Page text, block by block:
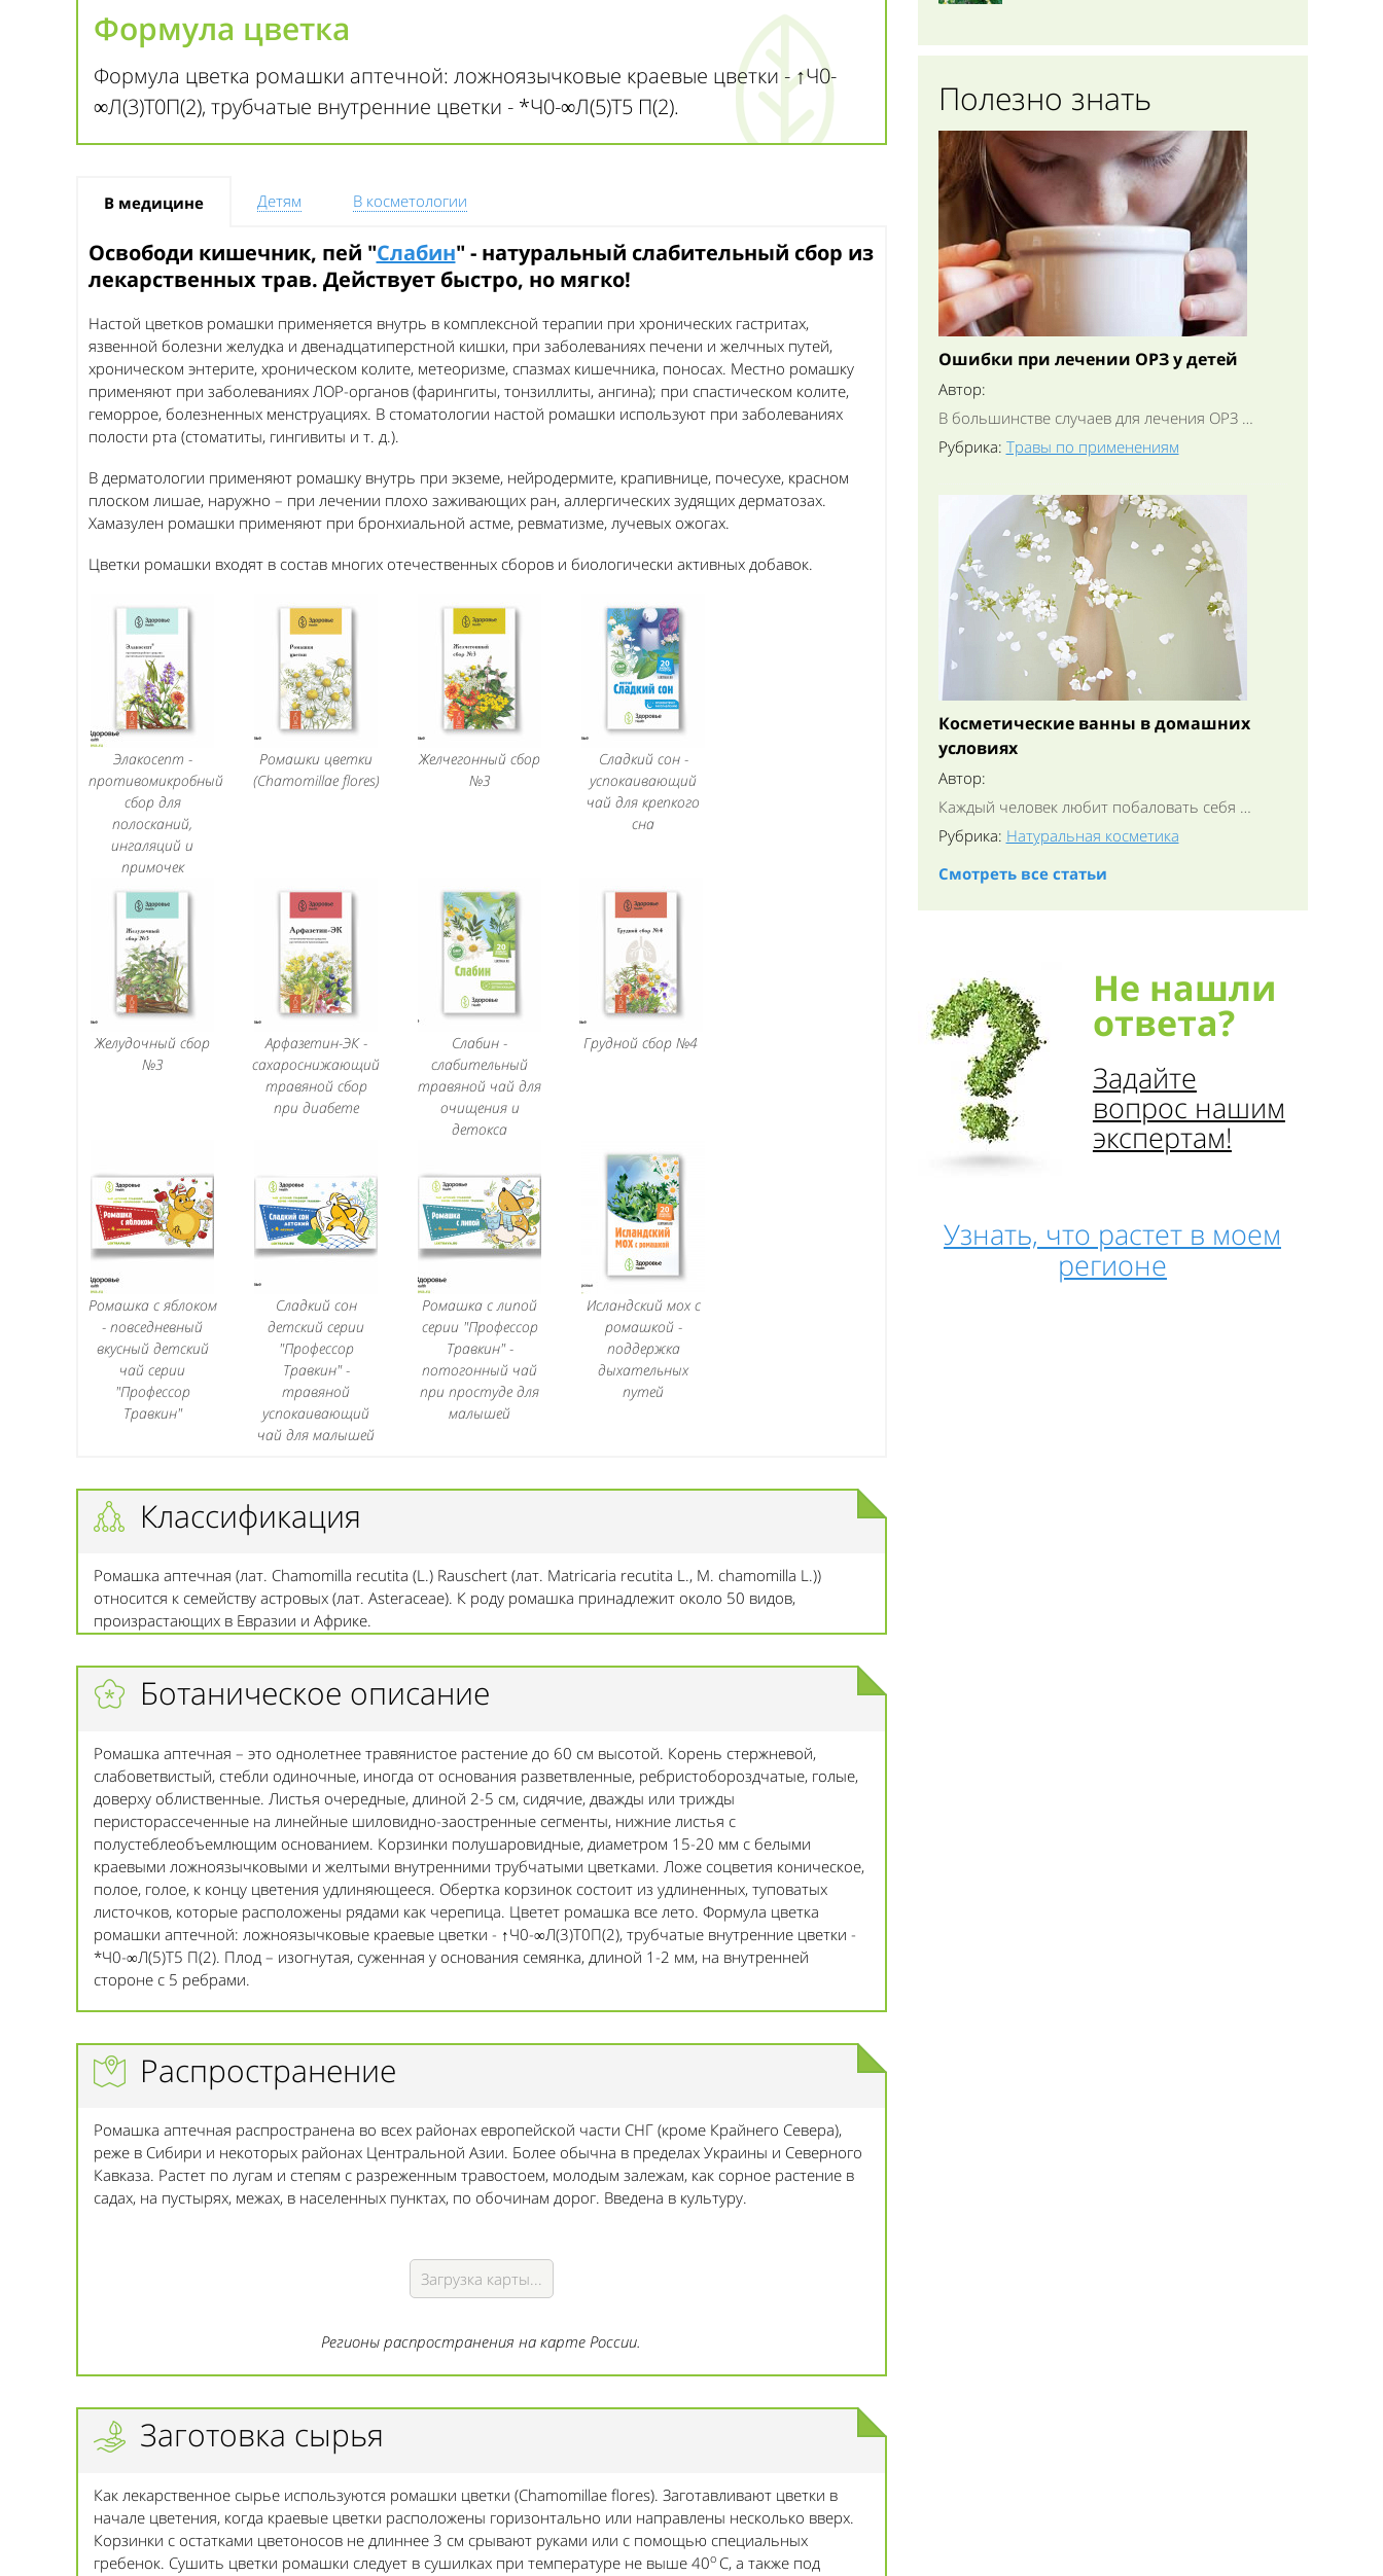
Формула цветка
Формула цветка ромашки аптечной: ложноязычковые краевые цветки - ↑Ч0-
∞Л(3)Т0П(2), трубчатые внутренние цветки - *Ч0-∞Л(5)Т5 П(2).
В медицине Детям В косметологии
Освободи кишечник, пей "Слабин" - натуральный слабительный сбор из
лекарственных трав. Действует быстро, но мягко!
Настой цветков ромашки применяется внутрь в комплексной терапии при хронических гастритах,
язвенной болезни желудка и двенадцатиперстной кишки, при заболеваниях печени и желчных путей,
хроническом энтерите, хроническом колите, метеоризме, спазмах кишечника, поносах. Местно ромашку
применяют при заболеваниях ЛОР-органов (фарингиты, тонзиллиты, ангина); при спастическом колите,
геморрое, болезненных менструациях. В стоматологии настой ромашки используют при заболеваниях
полости рта (стоматиты, гингивиты и т. д.).
В дерматологии применяют ромашку внутрь при экземе, нейродермите, крапивнице, почесухе, красном
плоском лишае, наружно – при лечении плохо заживающих ран, аллергических зудящих дерматозах.
Хамазулен ромашки применяют при бронхиальной астме, ревматизме, лучевых ожогах.
Цветки ромашки входят в состав многих отечественных сборов и биологически активных добавок.
Элакосепт -
противомикробный
сбор для
полосканий,
ингаляций и
примочек
Ромашки цветки
(Chamomillae flores)
Желчегонный сбор
№3
Сладкий сон -
успокаивающий
чай для крепкого
сна
Желудочный сбор
№3
Арфазетин-ЭК -
сахароснижающий
травяной сбор
при диабете
Слабин -
слабительный
травяной чай для
очищения и
детокса
Грудной сбор №4
Ромашка с яблоком
- повседневный
вкусный детский
чай серии
"Профессор
Травкин"
Сладкий сон
детский серии
"Профессор
Травкин" -
травяной
успокаивающий
чай для малышей
Ромашка с липой
серии "Профессор
Травкин" -
потогонный чай
при простуде для
малышей
Исландский мох с
ромашкой -
поддержка
дыхательных
путей
Классификация
Ромашка аптечная (лат. Chamomilla recutita (L.) Rauschert (лат. Matricaria recutita L., M. chamomilla L.))
относится к семейству aстровых (лат. Asteraceae). К роду ромашка принадлежит около 50 видов,
произрастающих в Евразии и Африке.
Ботаническое описание
Ромашка аптечная – это однолетнее травянистое растение до 60 см высотой. Корень стержневой,
слабоветвистый, стебли одиночные, иногда от основания разветвленные, ребристобороздчатые, голые,
доверху облиственные. Листья очередные, длиной 2-5 см, сидячие, дважды или трижды
перисторассеченные на линейные шиловидно-заостренные сегменты, нижние листья с
полустеблеобъемлющим основанием. Корзинки полушаровидные, диаметром 15-20 мм с белыми
краевыми ложноязычковыми и желтыми внутренними трубчатыми цветками. Ложе соцветия коническое,
полое, голое, к концу цветения удлиняющееся. Обертка корзинок состоит из удлиненных, туповатых
листочков, которые расположены рядами как черепица. Цветет ромашка все лето. Формула цветка
ромашки аптечной: ложноязычковые краевые цветки - ↑Ч0-∞Л(3)Т0П(2), трубчатые внутренние цветки -
*Ч0-∞Л(5)Т5 П(2). Плод – изогнутая, суженная у основания семянка, длиной 1-2 мм, на внутренней
стороне с 5 ребрами.
Распространение
Ромашка аптечная распространена во всех районах европейской части СНГ (кроме Крайнего Севера),
реже в Сибири и некоторых районах Центральной Азии. Более обычна в пределах Украины и Северного
Кавказа. Растет по лугам и степям с разреженным травостоем, молодым залежам, как сорное растение в
садах, на пустырях, межах, в населенных пунктах, по обочинам дорог. Введена в культуру.
Загрузка карты...
Регионы распространения на карте России.
Заготовка сырья
Как лекарственное сырье используются ромашки цветки (Chamomillae flores). Заготавливают цветки в
начале цветения, когда краевые цветки расположены горизонтально или направлены несколько вверх.
Корзинки с остатками цветоносов не длиннее 3 см срывают руками или с помощью специальных
гребенок. Сушить цветки ромашки следует в сушилках при температуре не выше 40о С, а также под
Полезно знать
Ошибки при лечении ОРЗ у детей
Автор:
В большинстве случаев для лечения ОРЗ …
Рубрика: Травы по применениям
Косметические ванны в домашних
условиях
Автор:
Каждый человек любит побаловать себя …
Рубрика: Натуральная косметика
Смотреть все статьи
Не нашли
ответа?
Задайте
вопрос нашим
экспертам!
Узнать, что растет в моем
регионе